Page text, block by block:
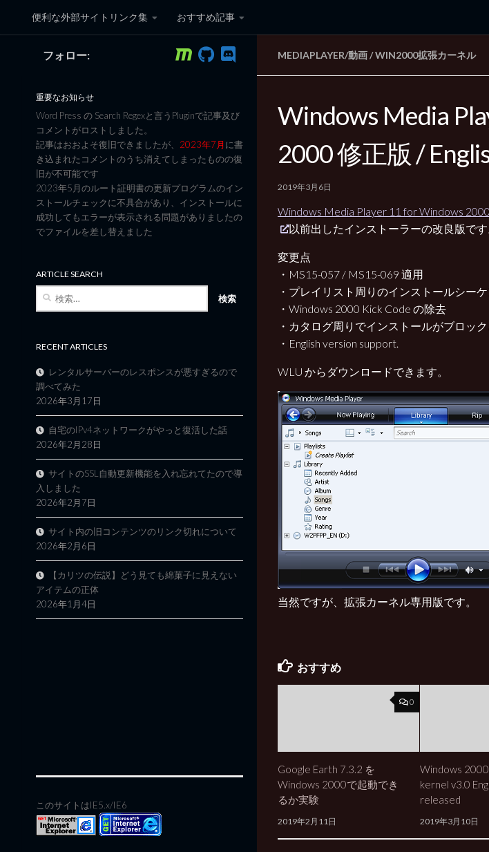
コンテンツへスキップ
便利な外部サイトリンク集 おすすめ記事
黒翼猫のコンピュータ日記 3rd Edition
MEDIAPLAYER/動画/WIN2000拡張カーネル
Windows Media
2000 修正版 /
2019年3月6日
Windows Media Player 11 for Windows
以前出したインストーラーの改良版です
変更点
・MS15-057 / MS15-069 適用
・プレイリスト周りのインストールシー
・Windows 2000 Kick Code の除去
・カタログ周りでインストールがブロッ
・English version support.
WLU からダウンロードできます。
当然ですが、拡張カーネル専用版です。
おすすめ
0
Google Earth 7.3.2 を
Windows 2000で起動でき
るか実験
2019年2月11日
Windows
kernel v3.0
released
2019年3月10日
フォロー:
重要なお知らせ
Word Press の Search Regexと言うPluginで記事及び
コメントがロストしました。
記事はおおよそ復旧できましたが、 2023年7月に書
き込まれたコメントのうち消えてしまったものの復
旧が不可能です
2023年5月のルート証明書の更新プログラムのイン
ストールチェックに不具合があり、インストールに
成功してもエラーが表示される問題がありましたの
でファイルを差し替えました
ARTICLE SEARCH
RECENT ARTICLES
レンタルサーバーのレスポンスが悪すぎるので
調べてみた
2026年3月17日
自宅のIPv4ネットワークがやっと復活した話
2026年2月28日
サイトのSSL自動更新機能を入れ忘れてたので導
入しました
2026年2月7日
サイト内の旧コンテンツのリンク切れについて
2026年2月6日
【カリツの伝説】どう見ても綿菓子に見えない
アイテムの正体
2026年1月4日
このサイトはIE5.x/IE6